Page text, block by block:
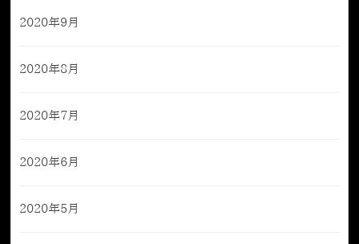
2020年9月
2020年8月
2020年7月
2020年6月
2020年5月